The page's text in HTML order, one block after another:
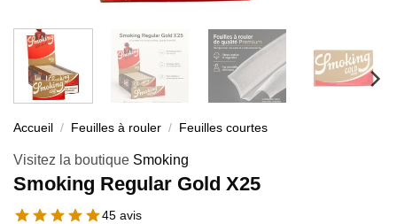
Accueil / Feuilles à rouler / Feuilles courtes
Visitez la boutique Smoking
Smoking Regular Gold X25
45 avis